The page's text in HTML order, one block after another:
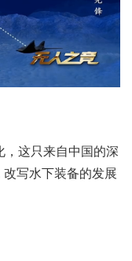
，这只来自中国的深
写水下装备的发展